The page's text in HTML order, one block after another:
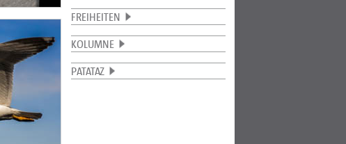
FREIHEITEN
KOLUMNE
PATATAZ